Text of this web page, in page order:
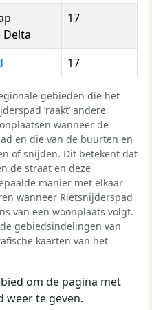
Delta
17
17
gebieden die het
‘raakt’ andere
wanneer de
en die van de buurten en
of snijden. Dit betekent dat
de straat en deze
manier met elkaar
wanneer Rietsnijderspad
van een woonplaats volgt.
gebiedsindelingen van
kaarten van het
om de pagina met
weer te geven.